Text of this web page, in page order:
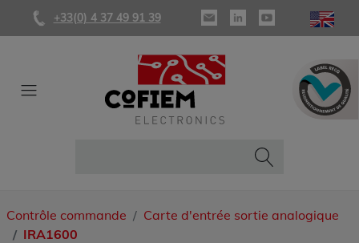
+33(0) 4 37 49 91 39
Contrôle commande
Carte d'entrée sortie analogique
IRA1600